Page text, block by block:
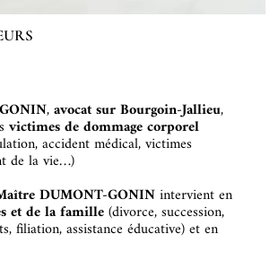
,avocat sur Bourgoin-Jallieu,
victimes de dommage corporel
accident médical, victimes
de la vie…)
DUMONT-GONINintervient en
et de la famille(divorce, succession,
filiation, assistance éducative) et en